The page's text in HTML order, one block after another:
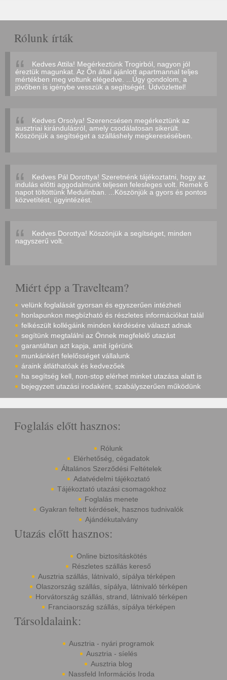
Rólunk írták
Kedves Attila! Megérkeztünk Trogirból, nagyon jól
éreztük magunkat. Az Ön által ajánlott apartmannal teljes
mértékben meg voltunk elégedve. ...Úgy gondolom, a
jövőben is igénybe vesszük a segítségét. Üdvözlettel!
Kedves Orsolya! Szerencsésen megérkeztünk az
ausztriai kirándulásról, amely csodálatosan sikerült.
Köszönjük a segítséget a szálláshely megkeresésében.
Kedves Pál Dorottya! Szeretnénk tájékoztatni, hogy az
indulás előtti aggodalmunk teljesen felesleges volt. Remek 6
napot töltöttünk Medulinban. ...Köszönjük a gyors és pontos
közvetítést, ügyintézést.
Kedves Dorottya! Köszönjük a segítséget, minden
nagyszerű volt.
Miért épp a Travelteam?
velünk foglalását gyorsan és egyszerűen intézheti
honlapunkon megbízható és részletes információkat talál
felkészült kollégáink minden kérdésére választ adnak
segítünk megtalálni az Önnek megfelelő utazást
garantáltan azt kapja, amit ígérünk
munkánkért felelősséget vállalunk
áraink átláthatóak és kedvezőek
ha segítség kell, non-stop elérhet minket utazása alatt is
bejegyzett utazási irodaként, szabályszerűen működünk
Foglalás előtt hasznos:
Rólunk
Elérhetőség, cégadatok
Általános Szerződési Feltételek
Adatvédelmi tájékoztató
Tájékoztató utazási csomagokhoz
Foglalás menete
Gyakran feltett kérdések, hasznos tudnivalók
Ajándékutalvány
Utazás előtt hasznos:
Online biztosításkötés
Részletes szállás kereső
Ausztria szállás, látnivaló, sípálya térképen
Olaszország szállás, sípálya, látnivaló térképen
Horvátország szállás, strand, látnivaló térképen
Franciaország szállás, sípálya térképen
Társoldalaink:
Ausztria - nyári programok
Ausztria - síelés
Ausztria blog
Nassfeld Információs Iroda